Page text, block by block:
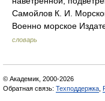
Самойлов К. И.
Военно морское
словарь
© Академик, 2000-2026
Обратная связь: Техподдержка